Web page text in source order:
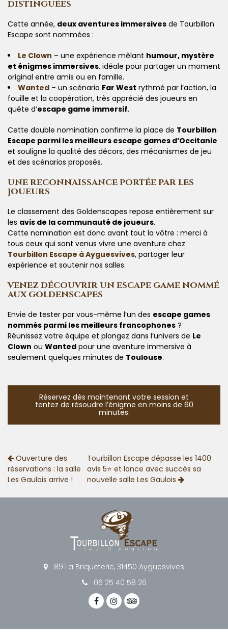
DISTINGUÉES
Cette année, deux aventures immersives de Tourbillon
Escape sont nommées :
Le Clown – une expérience mêlant humour, mystère
et énigmes immersives, idéale pour partager un moment
original entre amis ou en famille.
Wanted – un scénario Far West rythmé par l’action, la
fouille et la coopération, très apprécié des joueurs en
quête d’escape game immersif.
Cette double nomination confirme la place de Tourbillon
Escape parmi les meilleurs escape games d’Occitanie
et souligne la qualité des décors, des mécanismes de jeu
et des scénarios proposés.
UNE RECONNAISSANCE PORTÉE PAR LES
JOUEURS
Le classement des Goldenscapes repose entièrement sur
les avis de la communauté de joueurs.
Cette nomination est donc avant tout la vôtre : merci à
tous ceux qui sont venus vivre une aventure chez
Tourbillon Escape à Ayguesvives, partager leur
expérience et soutenir nos salles.
VENEZ DÉCOUVRIR UN ESCAPE GAME NOMMÉ
AUX GOLDENSCAPES
Envie de tester par vous-même l’un des escape games
nommés parmi les meilleurs francophones ?
Réunissez votre équipe et plongez dans l’univers de Le
Clown ou Wanted pour une aventure immersive à
seulement quelques minutes de Toulouse.
Réservez dès maintenant votre session et
tentez de résoudre l’énigme en moins de 60
minutes.
Ouverture des
réservations : la salle
Les Gaulois arrive !
Tourbillon Escape dépasse les 1400
avis 5⭐ et lance avec succès sa
nouvelle salle Les Gaulois
89 La Briqueterie, 31450 Ayguesvives
06 25 40 58 26